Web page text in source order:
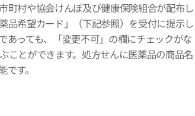
町村や協会けんぽ及び健康保険組合が配布し
品希望カード」（下記参照）を受付に提示し
あっても、「変更不可」の欄にチェックがな
ことができます。処方せんに医薬品の商品名
です。